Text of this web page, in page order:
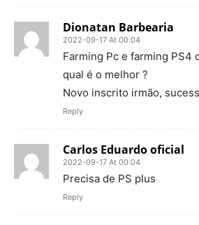
Dionatan Barbearia
2022-09-17 At 00:04
Farming Pc e farming PS4
qual é o melhor ?
Novo inscrito irmão,
Reply
Carlos Eduardo oficial
2022-09-17 At 00:04
Precisa de PS plus
Reply